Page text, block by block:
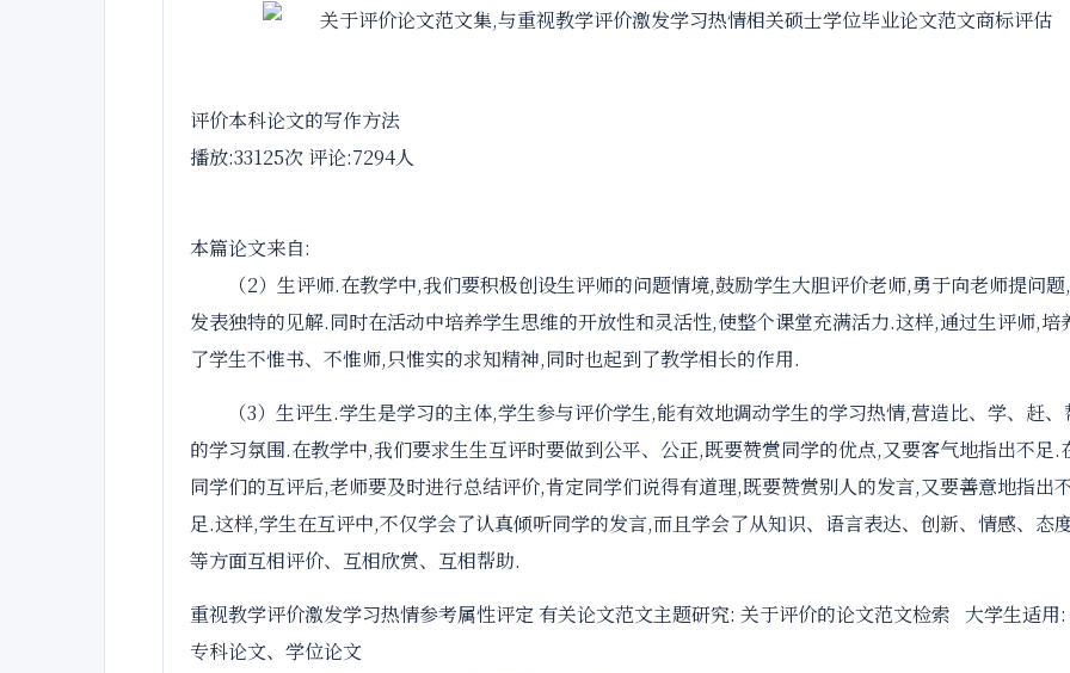
评价本科论文的写作方法
播放:33125次 评论:7294人
本篇论文来自:
（2）生评师.在教学中,我们要积极创设生评师的问题情境,鼓励学生大胆评价老师,勇于向老师提问题,
发表独特的见解.同时在活动中培养学生思维的开放性和灵活性,使整个课堂充满活力.这样,通过生评师,培
了学生不惟书、不惟师,只惟实的求知精神,同时也起到了教学相长的作用.
（3）生评生.学生是学习的主体,学生参与评价学生,能有效地调动学生的学习热情,营造比、学、赶、
的学习氛围.在教学中,我们要求生生互评时要做到公平、公正,既要赞赏同学的优点,又要客气地指出不足.
同学们的互评后,老师要及时进行总结评价,肯定同学们说得有道理,既要赞赏别人的发言,又要善意地指出
足.这样,学生在互评中,不仅学会了认真倾听同学的发言,而且学会了从知识、语言表达、创新、情感、态
等方面互相评价、互相欣赏、互相帮助.
重视教学评价激发学习热情参考属性评定 有关论文范文主题研究: 关于评价的论文范文检索 大学生适用:
专科论文、学位论文